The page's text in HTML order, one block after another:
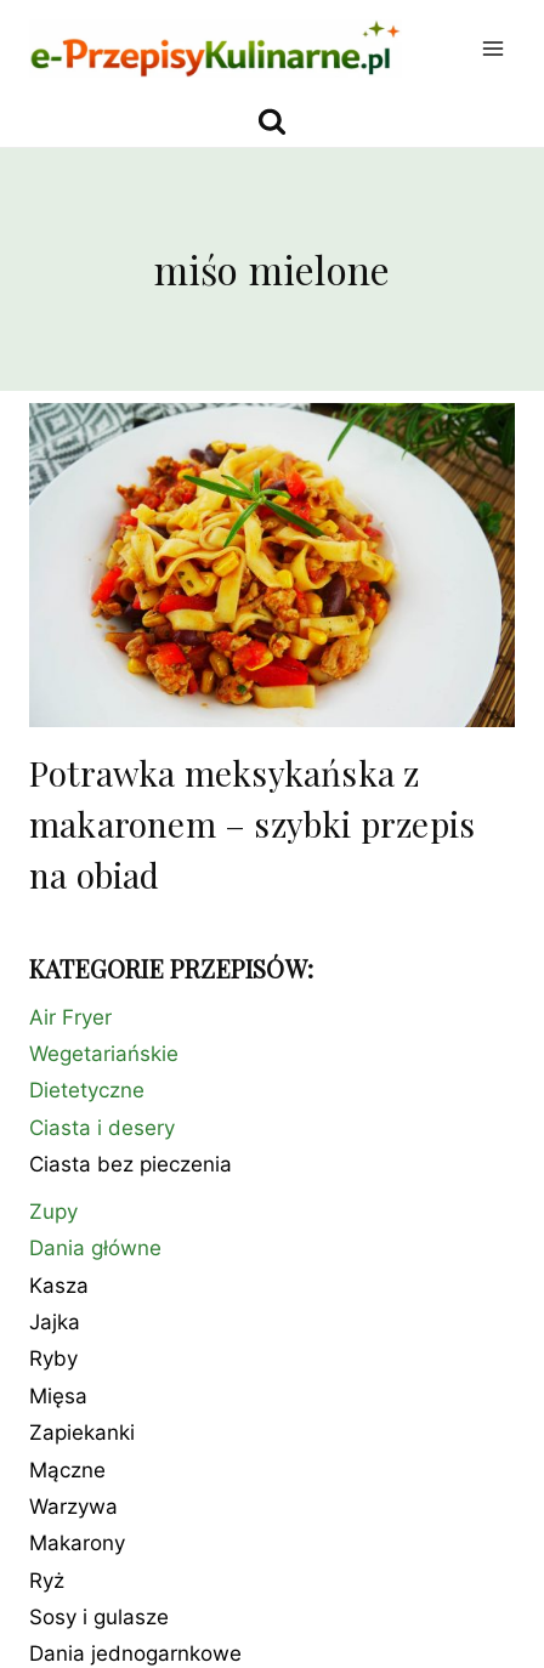
miśo mielone
Potrawka meksykańska z
makaronem – szybki przepis
na obiad
KATEGORIE PRZEPISÓW:
Air Fryer
Wegetariańskie
Dietetyczne
Ciasta i desery
Ciasta bez pieczenia
Zupy
Dania główne
Kasza
Jajka
Ryby
Mięsa
Zapiekanki
Mączne
Warzywa
Makarony
Ryż
Sosy i gulasze
Dania jednogarnkowe